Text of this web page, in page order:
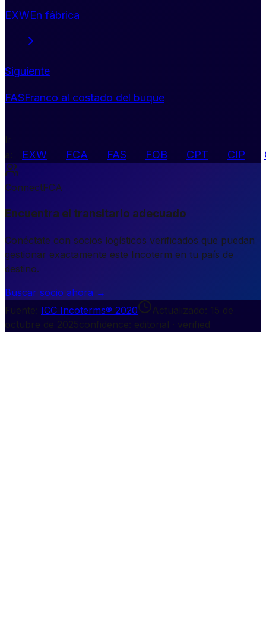
EXWEn fábrica
Siguiente
FASFranco al costado del buque
Ir
a: EXW FCA FAS FOB CPT CIP
ConnectFCA
Encuentra el transitario adecuado
Conéctate con socios logísticos verificados que puedan
gestionar exactamente este Incoterm en tu país de
destino.
Buscar socio ahora →
Fuente: ICC Incoterms® 2020 Actualizado: 15 de
octubre de 2025confidence: editorial · verified